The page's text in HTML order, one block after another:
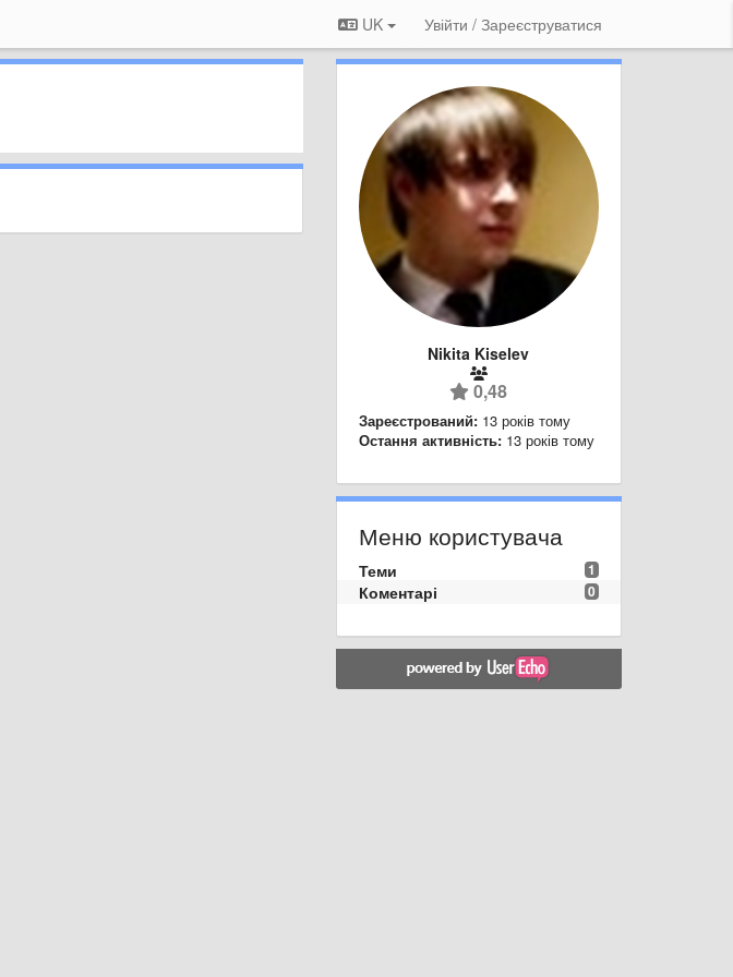
UK Увійти / Зареєструватися
Nikita Kiselev
0,48
Зареєстрований: 13 років тому
Остання активність: 13 років тому
Меню користувача
1
Теми
0
Коментарі